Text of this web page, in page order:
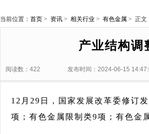
当前位置： 首页 > 资讯 > 相关行业 > 有色金属 > 正文
产业结构调
阅读数：422 发布时间：2024-06-15
12月29日，国家发展改革委修订
项；有色金属限制类9项；有色金